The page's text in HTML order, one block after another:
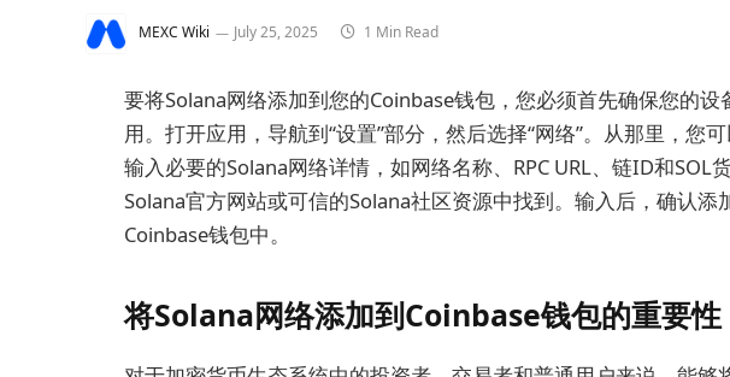
MEXC Wiki July 25, 2025 1 Min Read
要将Solana网络添加到您的Coinbase钱包，您必须首先确保您的
用。打开应用，导航到“设置”部分，然后选择“网络”。从那里，您
输入必要的Solana网络详情，如网络名称、RPC URL、链ID和SOL
Solana官方网站或可信的Solana社区资源中找到。输入后，确认添
Coinbase钱包中。
将Solana网络添加到Coinbase钱包的重要性